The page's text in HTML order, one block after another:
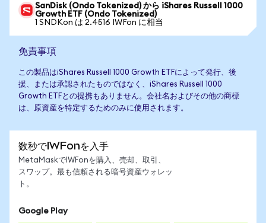
SanDisk (Ondo Tokenized) から iShares Russell 1000
Growth ETF (Ondo Tokenized)
1 SNDKon は 2.4516 IWFon に相当
免責事項
この製品はiShares Russell 1000 Growth ETFによって発行、後
援、または承認されたものではなく、iShares Russell 1000
Growth ETFとの提携もありません。会社名およびその他の商標
は、原資産を特定するためのみに使用されます。
数秒でIWFonを入手
MetaMaskでIWFonを購入、売却、取引、
スワップ。最も信頼される暗号資産ウォレッ
ト。
Google Play